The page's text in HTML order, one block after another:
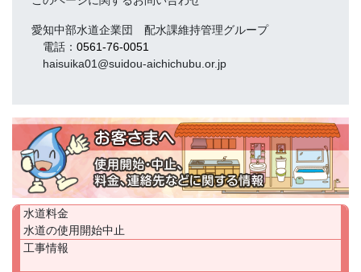
水道料金
水道の使用開始中止
工事情報
愛知中部水道企業団 配水課維持管理グループ
電話： 0561-76-0051
haisuika01@suidou-aichichubu.or.jp